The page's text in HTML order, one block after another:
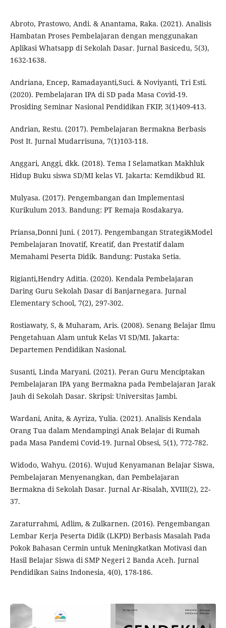
Abroto, Prastowo, Andi. & Anantama, Raka. (2021). Analisis
Hambatan Proses Pembelajaran dengan menggunakan
Aplikasi Whatsapp di Sekolah Dasar. Jurnal Basicedu, 5(3),
1632-1638.
Andriana, Encep, Ramadayanti,Suci. & Noviyanti, Tri Esti.
(2020). Pembelajaran IPA di SD pada Masa Covid-19.
Prosiding Seminar Nasional Pendidikan FKIP, 3(1)409-413.
Andrian, Restu. (2017). Pembelajaran Bermakna Berbasis
Post It. Jurnal Mudarrisuna, 7(1)103-118.
Anggari, Anggi, dkk. (2018). Tema I Selamatkan Makhluk
Hidup Buku siswa SD/MI kelas VI. Jakarta: Kemdikbud RI.
Mulyasa. (2017). Pengembangan dan Implementasi
Kurikulum 2013. Bandung: PT Remaja Rosdakarya.
Priansa,Donni Juni. ( 2017). Pengembangan Strategi&Model
Pembelajaran Inovatif, Kreatif, dan Prestatif dalam
Memahami Peserta Didik. Bandung: Pustaka Setia.
Rigianti,Hendry Aditia. (2020). Kendala Pembelajaran
Daring Guru Sekolah Dasar di Banjarnegara. Jurnal
Elementary School, 7(2), 297-302.
Rostiawaty, S, & Muharam, Aris. (2008). Senang Belajar Ilmu
Pengetahuan Alam untuk Kelas VI SD/MI. Jakarta:
Departemen Pendidikan Nasional.
Susanti, Linda Maryani. (2021). Peran Guru Menciptakan
Pembelajaran IPA yang Bermakna pada Pembelajaran Jarak
Jauh di Sekolah Dasar. Skripsi: Universitas Jambi.
Wardani, Anita, & Ayriza, Yulia. (2021). Analisis Kendala
Orang Tua dalam Mendampingi Anak Belajar di Rumah
pada Masa Pandemi Covid-19. Jurnal Obsesi, 5(1), 772-782.
Widodo, Wahyu. (2016). Wujud Kenyamanan Belajar Siswa,
Pembelajaran Menyenangkan, dan Pembelajaran
Bermakna di Sekolah Dasar. Jurnal Ar-Risalah, XVIII(2), 22-
37.
Zaraturrahmi, Adlim, & Zulkarnen. (2016). Pengembangan
Lembar Kerja Peserta Didik (LKPD) Berbasis Masalah Pada
Pokok Bahasan Cermin untuk Meningkatkan Motivasi dan
Hasil Belajar Siswa di SMP Negeri 2 Banda Aceh. Jurnal
Pendidikan Sains Indonesia, 4(0), 178-186.